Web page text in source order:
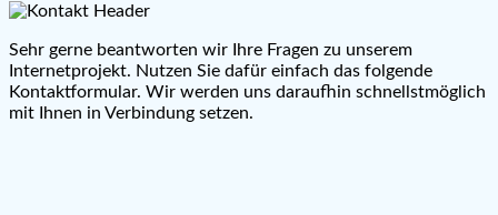
Sehr gerne beantworten wir Ihre Fragen zu unserem
Internetprojekt. Nutzen Sie dafür einfach das folgende
Kontaktformular. Wir werden uns daraufhin schnellstmöglich
mit Ihnen in Verbindung setzen.